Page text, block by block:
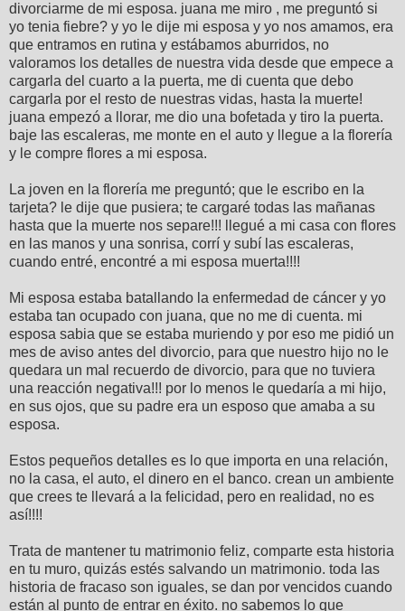
divorciarme de mi esposa. juana me miro , me preguntó si
yo tenia fiebre? y yo le dije mi esposa y yo nos amamos, era
que entramos en rutina y estábamos aburridos, no
valoramos los detalles de nuestra vida desde que empece a
cargarla del cuarto a la puerta, me di cuenta que debo
cargarla por el resto de nuestras vidas, hasta la muerte!
juana empezó a llorar, me dio una bofetada y tiro la puerta.
baje las escaleras, me monte en el auto y llegue a la florería
y le compre flores a mi esposa.
La joven en la florería me preguntó; que le escribo en la
tarjeta? le dije que pusiera; te cargaré todas las mañanas
hasta que la muerte nos separe!!! llegué a mi casa con flores
en las manos y una sonrisa, corrí y subí las escaleras,
cuando entré, encontré a mi esposa muerta!!!!
Mi esposa estaba batallando la enfermedad de cáncer y yo
estaba tan ocupado con juana, que no me di cuenta. mi
esposa sabia que se estaba muriendo y por eso me pidió un
mes de aviso antes del divorcio, para que nuestro hijo no le
quedara un mal recuerdo de divorcio, para que no tuviera
una reacción negativa!!! por lo menos le quedaría a mi hijo,
en sus ojos, que su padre era un esposo que amaba a su
esposa.
Estos pequeños detalles es lo que importa en una relación,
no la casa, el auto, el dinero en el banco. crean un ambiente
que crees te llevará a la felicidad, pero en realidad, no es
así!!!!
Trata de mantener tu matrimonio feliz, comparte esta historia
en tu muro, quizás estés salvando un matrimonio. toda las
historia de fracaso son iguales, se dan por vencidos cuando
están al punto de entrar en éxito. no sabemos lo que